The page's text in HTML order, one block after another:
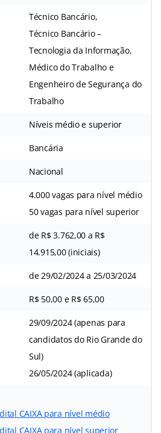
Técnico Bancário,
Técnico Bancário –
Tecnologia da Informação,
Médico do Trabalho e
Engenheiro de Segurança do
Trabalho
Níveis médio e superior
Bancária
Nacional
4.000 vagas para nível médio
50 vagas para nível superior
de R$ 3.762,00 a R$
14.915,00 (iniciais)
de 29/02/2024 a 25/03/2024
R$ 50,00 e R$ 65,00
29/09/2024 (apenas para
candidatos do Rio Grande do
Sul)
26/05/2024 (aplicada)
CAIXA para nível médio
CAIXA para nível superior